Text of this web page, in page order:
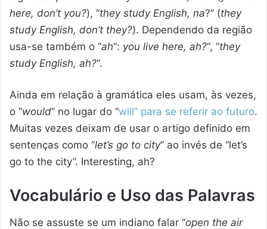
here, don’t you?), “they study English, na?” (they
study English, don’t they?). Dependendo da região
usa-se também o “ah“: you live here, ah?“, “they
study English, ah?“.
Ainda em relação à gramática eles usam, às vezes,
o “would” no lugar do “will” para se referir ao futuro.
Muitas vezes deixam de usar o artigo definido em
sentenças como “let’s go to city” ao invés de “let’s
go to the city”. Interesting, ah?
Vocabulário e Uso das Palavras
Não se assuste se um indiano falar “open the air